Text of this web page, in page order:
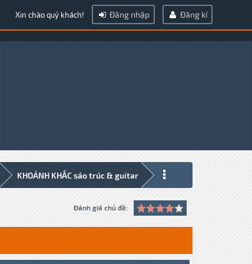
Xin chào quý khách! Đăng nhập Đăng kí
KHOẢNH KHẮC sáo trúc & guitar
Đánh giá chủ đề: